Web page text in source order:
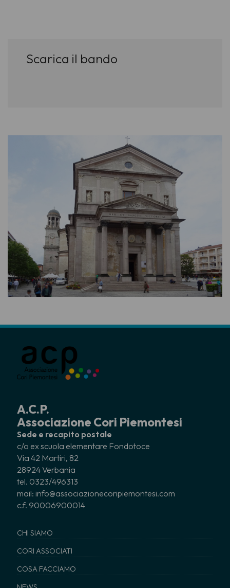
Scarica il bando
A.C.P.
Associazione Cori Piemontesi
Sede e recapito postale
c/o ex scuola elementare Fondotoce
Via 42 Martiri, 82
28924 Verbania
tel. 0323/496313
mail: info@associazionecoripiemontesi.com
c.f. 90006900014
CHI SIAMO
CORI ASSOCIATI
COSA FACCIAMO